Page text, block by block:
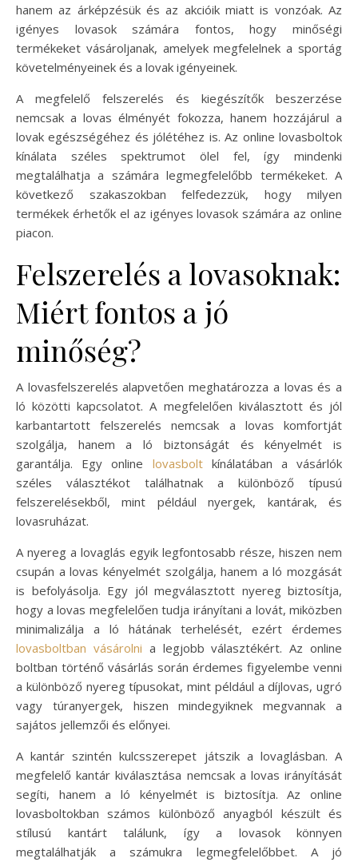
hanem az árképzésük és az akcióik miatt is vonzóak. Az
igényes lovasok számára fontos, hogy minőségi
termékeket vásároljanak, amelyek megfelelnek a sportág
követelményeinek és a lovak igényeinek.
A megfelelő felszerelés és kiegészítők beszerzése
nemcsak a lovas élményét fokozza, hanem hozzájárul a
lovak egészségéhez és jólétéhez is. Az online lovasboltok
kínálata széles spektrumot ölel fel, így mindenki
megtalálhatja a számára legmegfelelőbb termékeket. A
következő szakaszokban felfedezzük, hogy milyen
termékek érhetők el az igényes lovasok számára az online
piacon.
Felszerelés a lovasoknak:
Miért fontos a jó
minőség?
A lovasfelszerelés alapvetően meghatározza a lovas és a
ló közötti kapcsolatot. A megfelelően kiválasztott és jól
karbantartott felszerelés nemcsak a lovas komfortját
szolgálja, hanem a ló biztonságát és kényelmét is
garantálja. Egy online lovasboltkínálatában a vásárlók
széles választékot találhatnak a különböző típusú
felszerelésekből, mint például nyergek, kantárak, és
lovasruházat.
A nyereg a lovaglás egyik legfontosabb része, hiszen nem
csupán a lovas kényelmét szolgálja, hanem a ló mozgását
is befolyásolja. Egy jól megválasztott nyereg biztosítja,
hogy a lovas megfelelően tudja irányítani a lovát, miközben
minimalizálja a ló hátának terhelését, ezért érdemes
lovasboltban vásárolni a legjobb választékért. Az online
boltban történő vásárlás során érdemes figyelembe venni
a különböző nyereg típusokat, mint például a díjlovas, ugró
vagy túranyergek, hiszen mindegyiknek megvannak a
sajátos jellemzői és előnyei.
A kantár szintén kulcsszerepet játszik a lovaglásban. A
megfelelő kantár kiválasztása nemcsak a lovas irányítását
segíti, hanem a ló kényelmét is biztosítja. Az online
lovasboltokban számos különböző anyagból készült és
stílusú kantárt találunk, így a lovasok könnyen
megtalálhatják a számukra legmegfelelőbbet. A jó